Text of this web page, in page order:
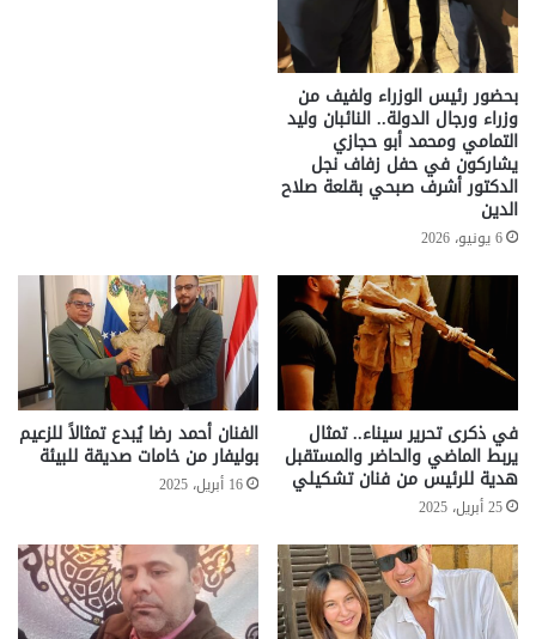
بحضور رئيس الوزراء ولفيف من
وزراء ورجال الدولة.. النائبان وليد
التمامي ومحمد أبو حجازي
يشاركون في حفل زفاف نجل
الدكتور أشرف صبحي بقلعة صلاح
الدين
6 يونيو، 2026
في ذكرى تحرير سيناء.. تمثال
يربط الماضي والحاضر والمستقبل
هدية للرئيس من فنان تشكيلي
25 أبريل، 2025
الفنان أحمد رضا يُبدع تمثالاً للزعيم
بوليفار من خامات صديقة للبيئة
16 أبريل، 2025